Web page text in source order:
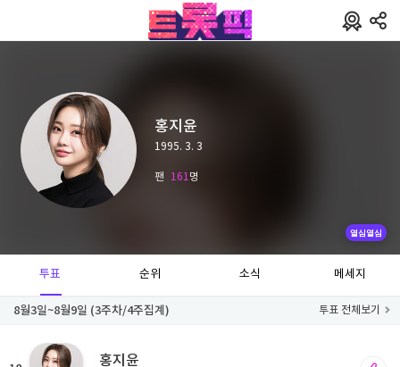
홍지윤
1995. 3. 3
팬 161명
열심열심
투표 순위 소식 메세지
8월3일~8월9일 (3주차/4주집계) 투표 전체보기
홍지윤